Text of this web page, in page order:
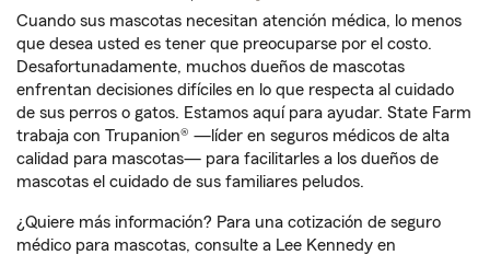
Cuando sus mascotas necesitan atención médica, lo menos
que desea usted es tener que preocuparse por el costo.
Desafortunadamente, muchos dueños de mascotas
enfrentan decisiones difíciles en lo que respecta al cuidado
de sus perros o gatos. Estamos aquí para ayudar. State Farm
trabaja con Trupanion® —líder en seguros médicos de alta
calidad para mascotas— para facilitarles a los dueños de
mascotas el cuidado de sus familiares peludos.
¿Quiere más información? Para una cotización de seguro
médico para mascotas, consulte a Lee Kennedy en